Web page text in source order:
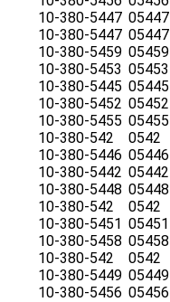
10-380-5447 05447
10-380-5447 05447
10-380-5459 05459
10-380-5453 05453
10-380-5445 05445
10-380-5452 05452
10-380-5455 05455
10-380-542
0542
10-380-5446 05446
10-380-5442 05442
10-380-5448 05448
10-380-542
0542
10-380-5451 05451
10-380-5458 05458
10-380-542
0542
10-380-5449 05449
10-380-5456 05456